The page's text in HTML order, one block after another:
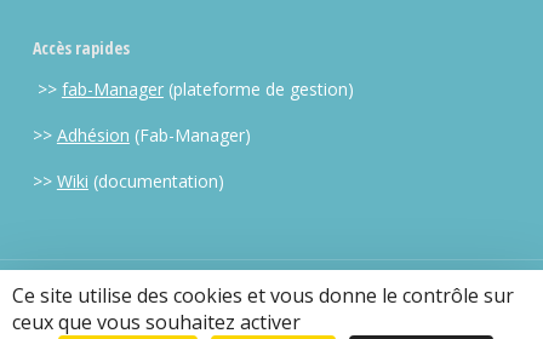
Ce site utilise des cookies et vous donne le contrôle sur
ceux que vous souhaitez activer
Accès rapides
>> fab-Manager(plateforme de gestion)
>> Adhésion (Fab-Manager)
>> Wiki (documentation)
CC BY-NC-SA 2013-2025 OpenFactory |mentions legales| Mis en
place parOpenscop